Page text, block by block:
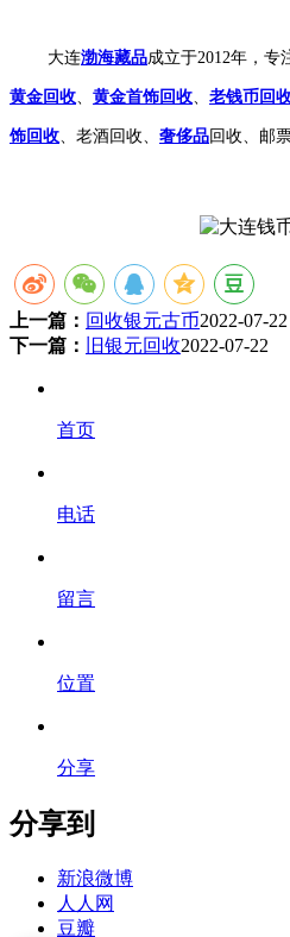
大连渤海藏品成立于2012年，专
黄金回收 黄金首饰回收 老钱币回
饰回收 、老酒回收、 奢侈品 回收、邮
上一篇： 回收银元古币2022-07-22
下一篇：
旧银元回收2022-07-22
首页
电话
留言
位置
分享
分享到
新浪微博
人人网
豆瓣